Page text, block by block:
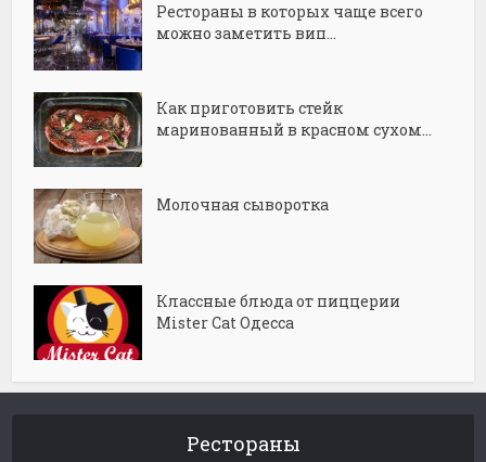
Рестораны в которых чаще всего
можно заметить вип...
Как приготовить стейк
маринованный в красном сухом...
Молочная сыворотка
Классные блюда от пиццерии
Mister Cat Одесса
Рестораны